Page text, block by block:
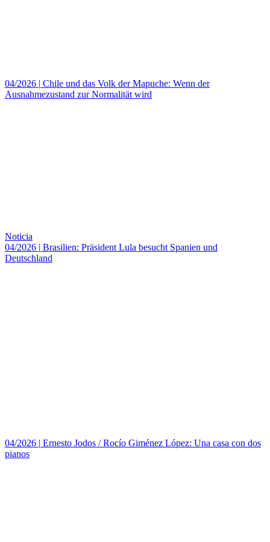
04/2026 | Chile und das Volk der Mapuche: Wenn der
Ausnahmezustand zur Normalität wird
Noticia
04/2026 | Brasilien: Präsident Lula besucht Spanien und
Deutschland
04/2026 | Ernesto Jodos / Rocío Giménez López: Una casa con dos
pianos